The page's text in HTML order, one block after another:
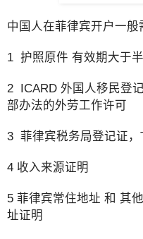
中国人在菲律宾开户一般
1 护照原件 有效期大于
2 ICARD 外国人移民登
部办法的外劳工作许可
3 菲律宾税务局登记证，
4 收入来源证明
5 菲律宾常住地址 和 其
址证明